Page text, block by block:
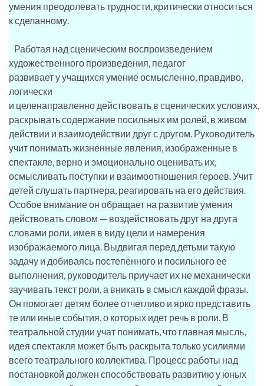
умения преодолевать трудности, критически относиться
к сделанному.
Работая над сценическим воспроизведением
художественного произведения, педагог
развивает у учащихся умение осмысленно, правдиво,
логически
и целенаправленно действовать в сценических условиях,
раскрывать содержание посильных им ролей, в живом
действии и взаимодействии друг с другом. Руководитель
учит понимать жизненные явления, изображенные в
спектакле, верно и эмоционально оценивать их,
осмысливать поступки и взаимоотношения героев. Учит
детей слушать партнера, реагировать на его действия.
Особое внимание он обращает на развитие умения
действовать словом — воздействовать друг на друга
словами роли, имея в виду цели и намерения
изображаемого лица. Выдвигая перед детьми такую
задачу и добиваясь постепенного и посильного ее
выполнения, руководитель приучает их не механически
заучивать текст роли, а вникать в смысл каждой фразы.
Он помогает детям более отчетливо и ярко представить
те или иные события, о которых идет речь в роли. В
театральной студии учат понимать, что главная мысль,
идея спектакля может быть раскрыта только усилиями
всего театрального коллектива. Процесс работы над
постановкой должен способствовать развитию у юных